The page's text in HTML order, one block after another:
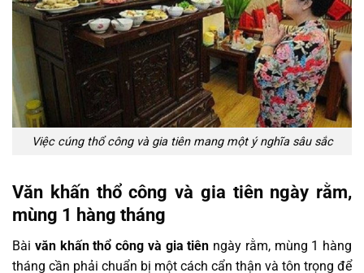
Việc cúng thổ công và gia tiên mang một ý nghĩa sâu sắc
Văn khấn thổ công và gia tiên ngày rằm,
mùng 1 hàng tháng
Bài văn khấn thổ công và gia tiên ngày rằm, mùng 1 hàng
tháng cần phải chuẩn bị một cách cẩn thận và tôn trọng để